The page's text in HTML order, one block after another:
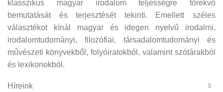
klasszikus magyar irodalom teljességre törekvő
bemutatását és terjesztését tekinti. Emellett széles
választékot kínál magyar és idegen nyelvű irodalmi,
irodalomtudományi, filozófiai, társadalomtudományi és
művészeti könyvekből, folyóiratokból, valamint szótárakból
és lexikonokból.
Híreink